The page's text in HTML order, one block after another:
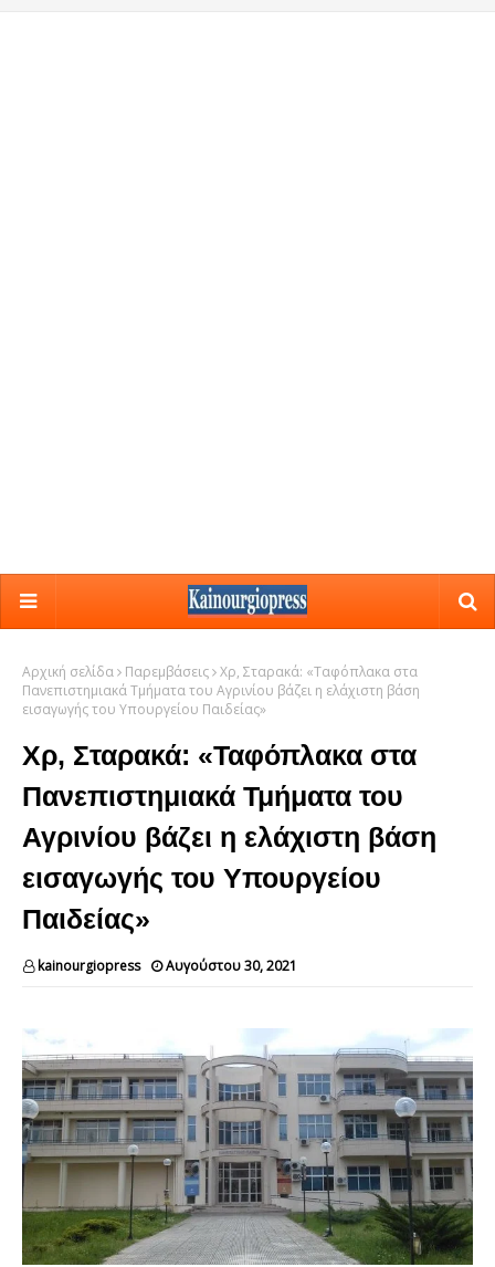
Αρχική σελίδα Παρεμβάσεις Χρ, Σταρακά: «Ταφόπλακα στα
Πανεπιστημιακά Τμήματα του Αγρινίου βάζει η ελάχιστη βάση
εισαγωγής του Υπουργείου Παιδείας»
Χρ, Σταρακά: «Ταφόπλακα στα
Πανεπιστημιακά Τμήματα του
Αγρινίου βάζει η ελάχιστη βάση
εισαγωγής του Υπουργείου
Παιδείας»
kainourgiopress Αυγούστου 30, 2021